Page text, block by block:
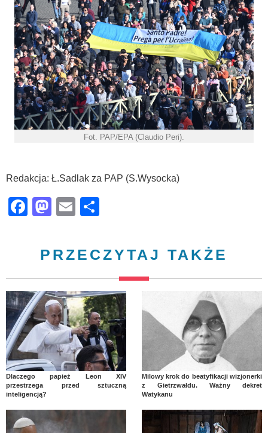
Fot. PAP/EPA (Claudio Peri).
Redakcja: Ł.Sadlak za PAP (S.Wysocka)
Facebook
Mastodon
Email
PRZECZYTAJ TAKŻE
Dlaczego papież Leon XIV
przestrzega przed sztuczną
inteligencją?
Milowy krok do beatyfikacji wizjonerki
z Gietrzwałdu. Ważny dekret
Watykanu